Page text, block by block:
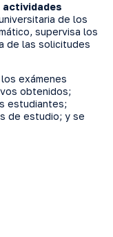
de los
supervisa los
de las solicitudes
exámenes
obtenidos;
estudiantes;
de estudio; y se